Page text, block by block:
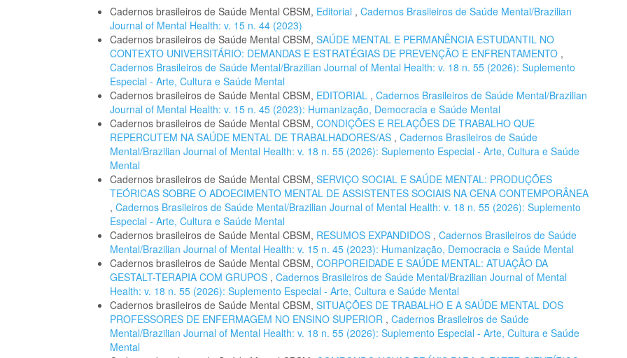
Cadernos brasileiros de Saúde Mental CBSM, Editorial , Cadernos Brasileiros de Saúde Mental/Brazilian
Journal of Mental Health: v. 15 n. 44 (2023)
Cadernos brasileiros de Saúde Mental CBSM, SAÚDE MENTAL E PERMANÊNCIA ESTUDANTIL NO
CONTEXTO UNIVERSITÁRIO: DEMANDAS E ESTRATÉGIAS DE PREVENÇÃO E ENFRENTAMENTO ,
Cadernos Brasileiros de Saúde Mental/Brazilian Journal of Mental Health: v. 18 n. 55 (2026): Suplemento
Especial - Arte, Cultura e Saúde Mental
Cadernos brasileiros de Saúde Mental CBSM, EDITORIAL , Cadernos Brasileiros de Saúde Mental/Brazilian
Journal of Mental Health: v. 15 n. 45 (2023): Humanização, Democracia e Saúde Mental
Cadernos brasileiros de Saúde Mental CBSM, CONDIÇÕES E RELAÇÕES DE TRABALHO QUE
REPERCUTEM NA SAÚDE MENTAL DE TRABALHADORES/AS , Cadernos Brasileiros de Saúde
Mental/Brazilian Journal of Mental Health: v. 18 n. 55 (2026): Suplemento Especial - Arte, Cultura e Saúde
Mental
Cadernos brasileiros de Saúde Mental CBSM, SERVIÇO SOCIAL E SAÚDE MENTAL: PRODUÇÕES
TEÓRICAS SOBRE O ADOECIMENTO MENTAL DE ASSISTENTES SOCIAIS NA CENA CONTEMPORÂNEA
, Cadernos Brasileiros de Saúde Mental/Brazilian Journal of Mental Health: v. 18 n. 55 (2026): Suplemento
Especial - Arte, Cultura e Saúde Mental
Cadernos brasileiros de Saúde Mental CBSM, RESUMOS EXPANDIDOS , Cadernos Brasileiros de Saúde
Mental/Brazilian Journal of Mental Health: v. 15 n. 45 (2023): Humanização, Democracia e Saúde Mental
Cadernos brasileiros de Saúde Mental CBSM, CORPOREIDADE E SAÚDE MENTAL: ATUAÇÃO DA
GESTALT-TERAPIA COM GRUPOS , Cadernos Brasileiros de Saúde Mental/Brazilian Journal of Mental
Health: v. 18 n. 55 (2026): Suplemento Especial - Arte, Cultura e Saúde Mental
Cadernos brasileiros de Saúde Mental CBSM, SITUAÇÕES DE TRABALHO E A SAÚDE MENTAL DOS
PROFESSORES DE ENFERMAGEM NO ENSINO SUPERIOR , Cadernos Brasileiros de Saúde
Mental/Brazilian Journal of Mental Health: v. 18 n. 55 (2026): Suplemento Especial - Arte, Cultura e Saúde
Mental